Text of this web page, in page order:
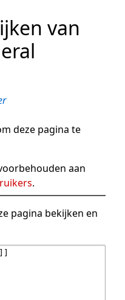
van
deze pagina te
aan
.
pagina bekijken en